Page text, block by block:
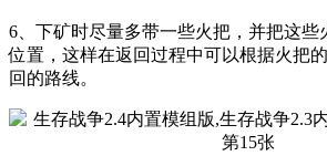
6、下矿时尽量多带一些火把，并把这些
位置，这样在返回过程中可以根据火把
回的路线。